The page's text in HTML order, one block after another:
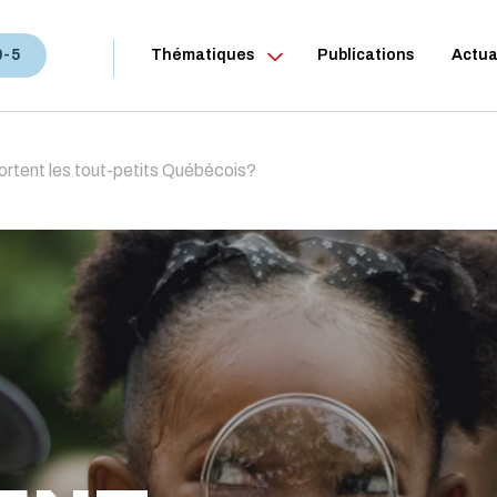
Thématiques
5 Publications
les tout-petits Québécois?